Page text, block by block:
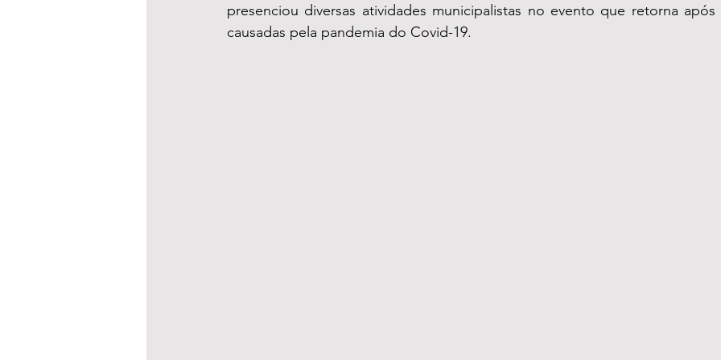
presenciou diversas atividades municipalistas no evento que retorna após
causadas pela pandemia do Covid-19.